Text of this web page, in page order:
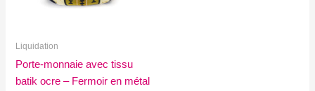
Liquidation
Porte-monnaie avec tissu
batik ocre – Fermoir en métal